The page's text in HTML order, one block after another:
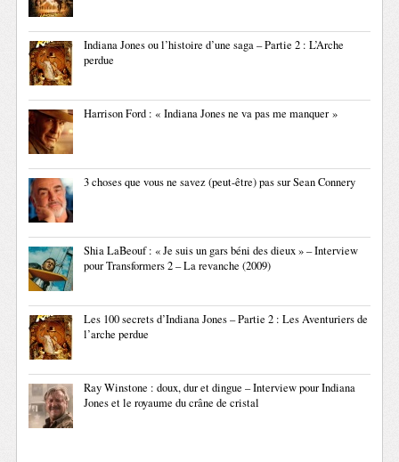
Indiana Jones ou l’histoire d’une saga – Partie 2 : L’Arche
perdue
Harrison Ford : « Indiana Jones ne va pas me manquer »
3 choses que vous ne savez (peut-être) pas sur Sean Connery
Shia LaBeouf : « Je suis un gars béni des dieux » – Interview
pour Transformers 2 – La revanche (2009)
Les 100 secrets d’Indiana Jones – Partie 2 : Les Aventuriers de
l’arche perdue
Ray Winstone : doux, dur et dingue – Interview pour Indiana
Jones et le royaume du crâne de cristal